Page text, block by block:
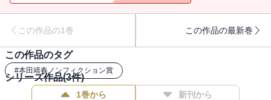
この作品の1巻 この作品の最新巻
この作品のタグ
#本田靖春ノンフィクション賞
シリーズ作品(3件)
1巻から 新刊から